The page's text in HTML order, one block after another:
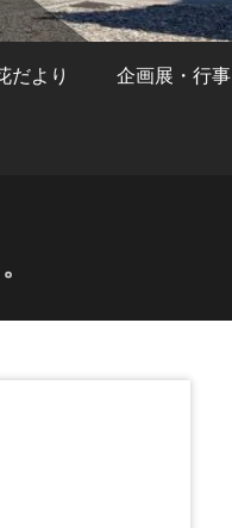
だより 企画展・行事